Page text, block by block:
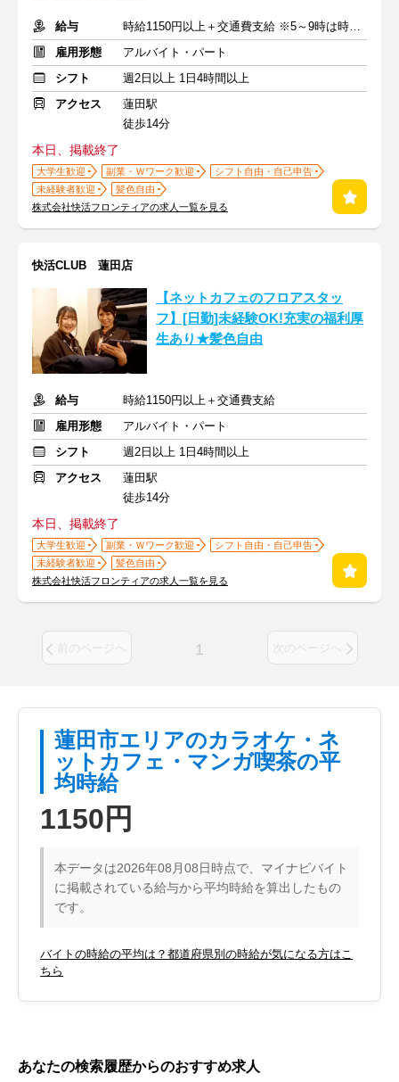
給与
時給1150円以上＋交通費支給 ※5～9時は時給1200円
雇用形態
アルバイト・パート
シフト
週2日以上 1日4時間以上
アクセス
蓮田駅
徒歩14分
本日、掲載終了
大学生歓迎 副業・Ｗワーク歓迎
シフト自由・自己申告
未経験者歓迎
髪色自由
株式会社快活フロンティアの求人一覧を見る
快活CLUB 蓮田店
【ネットカフェのフロアスタッ
フ】[日勤]未経験OK!充実の福利厚
生あり★髪色自由
給与
時給1150円以上＋交通費支給
雇用形態
アルバイト・パート
シフト
週2日以上 1日4時間以上
アクセス
蓮田駅
徒歩14分
本日、掲載終了
大学生歓迎 副業・Ｗワーク歓迎
シフト自由・自己申告
未経験者歓迎
髪色自由
株式会社快活フロンティアの求人一覧を見る
前のページへ 1 次のページへ
蓮田市エリアのカラオケ・ネ
ットカフェ・マンガ喫茶の平
均時給
1150円
本データは2026年08月08日時点で、マイナビバイト
に掲載されている給与から平均時給を算出したもの
です。
バイトの時給の平均は？都道府県別の時給が気になる方はこ
ちら
あなたの検索履歴からのおすすめ求人